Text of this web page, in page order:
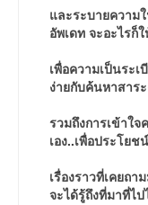
และระบายความ
อัพเดท จะอะไรก็
เพื่อความเป็นระ
ง่ายกับค้นหาสาร
รวมถึงการเข้าใจ
เอง..เพื่อประโย
เรื่องราวที่เคยถ
จะได้รู้ถึงที่มาที่ไ